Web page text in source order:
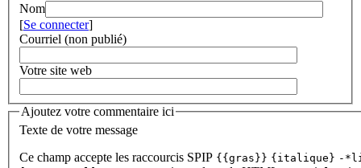
Nom
[Se connecter]
Courriel (non publié)
Votre site web
Ajoutez votre commentaire ici
Texte de votre message
Ce champ accepte les raccourcis SPIP {{gras}} {italique} -